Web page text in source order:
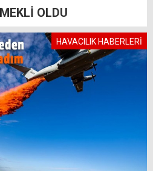
OLDU
HAVACILIK HABERLERİ